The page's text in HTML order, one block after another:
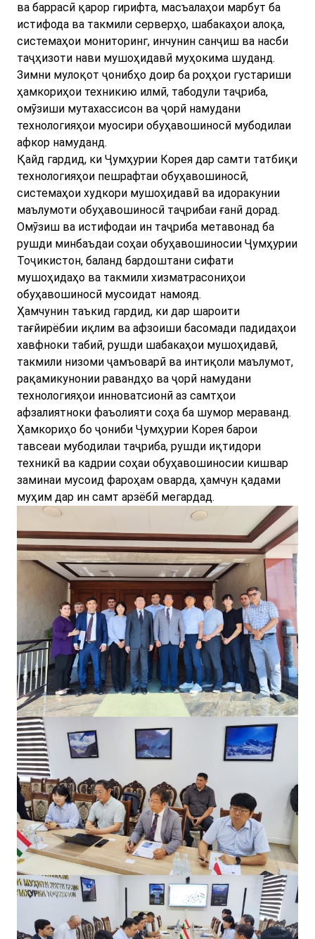
ва баррасӣ қарор гирифта, масъалаҳои марбут ба
истифода ва такмили серверҳо, шабакаҳои алоқа,
системаҳои мониторинг, инчунин санҷиш ва насби
таҷҳизоти нави мушоҳидавӣ муҳокима шуданд.
Зимни мулоқот ҷонибҳо доир ба роҳҳои густариши
ҳамкориҳои техникию илмӣ, табодули таҷриба,
омӯзиши мутахассисон ва ҷорӣ намудани
технологияҳои муосири обуҳавошиносӣ мубодилаи
афкор намуданд.
Қайд гардид, ки Ҷумҳурии Корея дар самти татбиқи
технологияҳои пешрафтаи обуҳавошиносӣ,
системаҳои худкори мушоҳидавӣ ва идоракунии
маълумоти обуҳавошиносӣ таҷрибаи ғанӣ дорад.
Омӯзиш ва истифодаи ин таҷриба метавонад ба
рушди минбаъдаи соҳаи обуҳавошиносии Ҷумҳурии
Тоҷикистон, баланд бардоштани сифати
мушоҳидаҳо ва такмили хизматрасониҳои
обуҳавошиносӣ мусоидат намояд.
Ҳамчунин таъкид гардид, ки дар шароити
тағйирёбии иқлим ва афзоиши басомади падидаҳои
хавфноки табиӣ, рушди шабакаҳои мушоҳидавӣ,
такмили низоми ҷамъоварӣ ва интиқоли маълумот,
рақамикунонии равандҳо ва ҷорӣ намудани
технологияҳои инноватсионӣ аз самтҳои
афзалиятноки фаъолияти соҳа ба шумор мераванд.
Ҳамкориҳо бо ҷониби Ҷумҳурии Корея барои
тавсеаи мубодилаи таҷриба, рушди иқтидори
техникӣ ва кадрии соҳаи обуҳавошиносии кишвар
заминаи мусоид фароҳам оварда, ҳамчун қадами
муҳим дар ин самт арзёбӣ мегардад.